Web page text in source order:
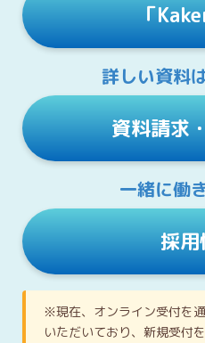
「
詳しい資料
資料請求
一緒に働
採
※現在、オンライン受付を
いただいており、新規受付